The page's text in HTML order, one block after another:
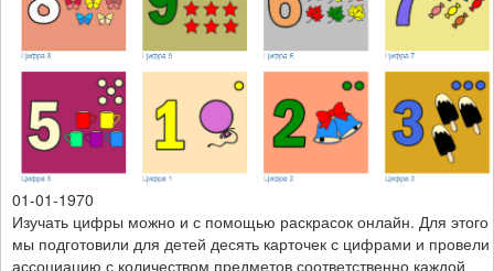
01-01-1970
Изучать цифры можно и с помощью раскрасок онлайн. Для этого
мы подготовили для детей десять карточек с цифрами и провели
ассоциацию с количеством предметов соответственно каждой